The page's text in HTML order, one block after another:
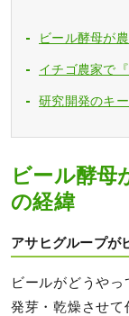
ビール酵母が
イチゴ農家で
研究開発のキ
ビール酵母
の経緯
アサヒグループが
ビールがどうや
発芽・乾燥させて